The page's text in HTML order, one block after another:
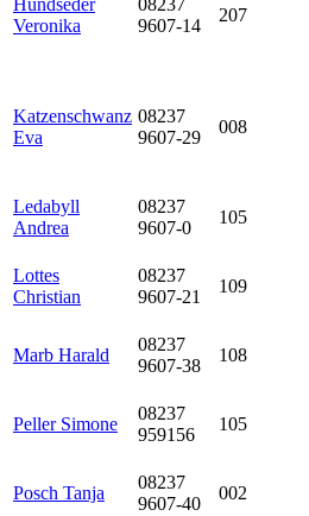
Hundseder
Veronika
08237
9607-14
207
Katzenschwanz
Eva
08237
9607-29
008
Ledabyll
Andrea
08237
9607-0
105
Lottes
Christian
08237
9607-21
109
Marb Harald
08237
9607-38
108
Peller Simone
08237
959156
105
Posch Tanja
08237
9607-40
002